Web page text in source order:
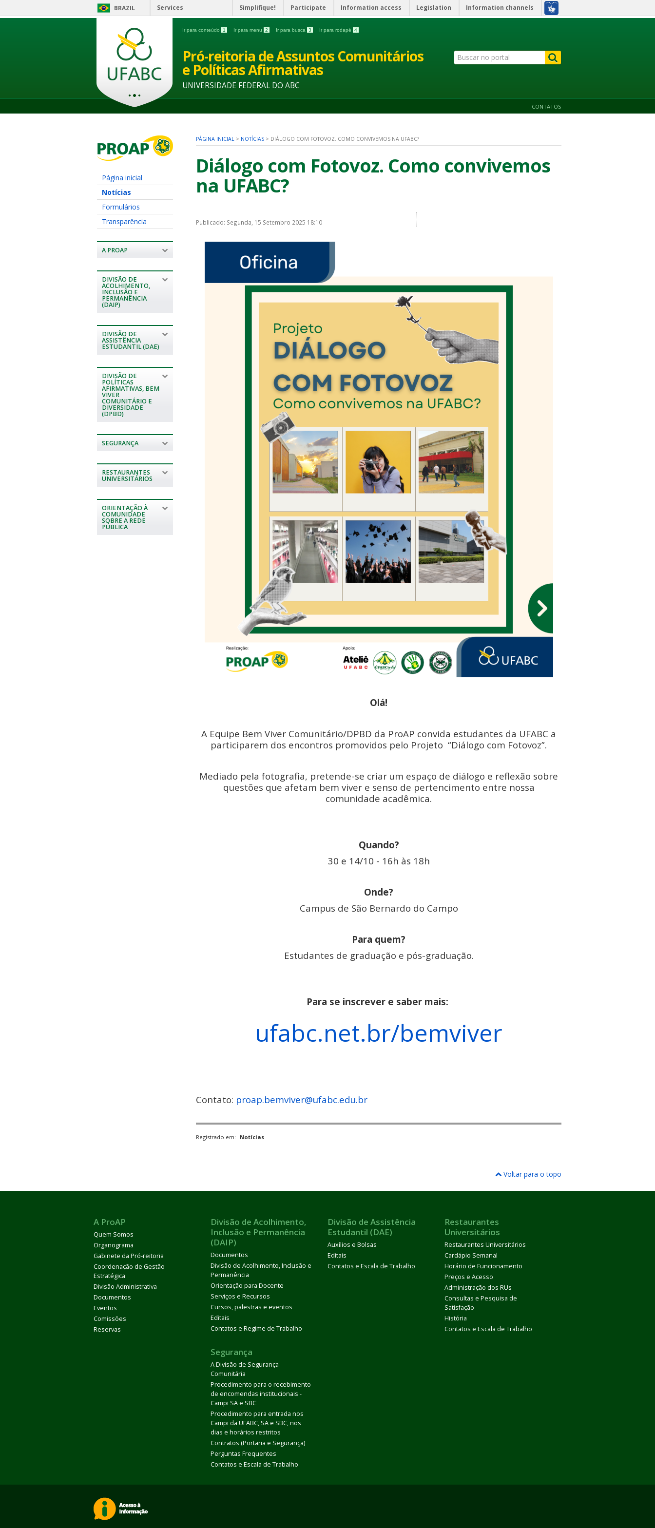
BRAZIL Services Simplifique! Participate Information access Legislation Information channels
Ir para conteúdo 1 Ir para menu 2 Ir para busca 3 Ir para rodapé 4
Pró-reitoria de Assuntos Comunitários
e Políticas Afirmativas
UNIVERSIDADE FEDERAL DO ABC
CONTATOS
Página inicial
Notícias
Formulários
Transparência
A PROAP
DIVISÃO DE
ACOLHIMENTO,
INCLUSÃO E
PERMANÊNCIA
(DAIP)
DIVISÃO DE
ASSISTÊNCIA
ESTUDANTIL (DAE)
DIVISÃO DE
POLÍTICAS
AFIRMATIVAS, BEM
VIVER
COMUNITÁRIO E
DIVERSIDADE
(DPBD)
SEGURANÇA
RESTAURANTES
UNIVERSITÁRIOS
ORIENTAÇÃO À
COMUNIDADE
SOBRE A REDE
PÚBLICA
PÁGINA INICIAL > NOTÍCIAS > DIÁLOGO COM FOTOVOZ. COMO CONVIVEMOS NA UFABC?
Diálogo com Fotovoz. Como convivemos
na UFABC?
Publicado: Segunda, 15 Setembro 2025 18:10
Olá!
A Equipe Bem Viver Comunitário/DPBD da ProAP convida estudantes da UFABC a
participarem dos encontros promovidos pelo Projeto “Diálogo com Fotovoz”.
Mediado pela fotografia, pretende-se criar um espaço de diálogo e reflexão sobre
questões que afetam bem viver e senso de pertencimento entre nossa
comunidade acadêmica.
Quando?
30 e 14/10 - 16h às 18h
Onde?
Campus de São Bernardo do Campo
Para quem?
Estudantes de graduação e pós-graduação.
Para se inscrever e saber mais:
ufabc.net.br/bemviver
Contato: proap.bemviver@ufabc.edu.br
Registrado em: Notícias
Voltar para o topo
A ProAP
Quem Somos
Organograma
Gabinete da Pró-reitoria
Coordenação de Gestão
Estratégica
Divisão Administrativa
Documentos
Eventos
Comissões
Reservas
Divisão de Acolhimento,
Inclusão e Permanência
(DAIP)
Documentos
Divisão de Acolhimento, Inclusão e
Permanência
Orientação para Docente
Serviços e Recursos
Cursos, palestras e eventos
Editais
Contatos e Regime de Trabalho
Divisão de Assistência
Estudantil (DAE)
Auxílios e Bolsas
Editais
Contatos e Escala de Trabalho
Restaurantes
Universitários
Restaurantes Universitários
Cardápio Semanal
Horário de Funcionamento
Preços e Acesso
Administração dos RUs
Consultas e Pesquisa de
Satisfação
História
Contatos e Escala de Trabalho
Segurança
A Divisão de Segurança
Comunitária
Procedimento para o recebimento
de encomendas institucionais -
Campi SA e SBC
Procedimento para entrada nos
Campi da UFABC, SA e SBC, nos
dias e horários restritos
Contratos (Portaria e Segurança)
Perguntas Frequentes
Contatos e Escala de Trabalho